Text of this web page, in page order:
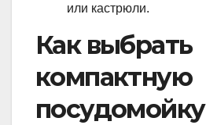
или кастрюли.
Как выбрать
компактную
посудомойку